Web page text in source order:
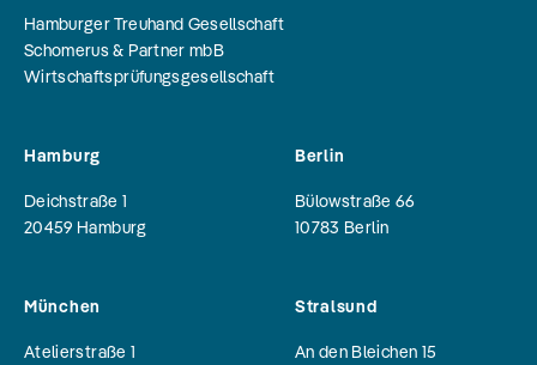
Hamburger Treuhand Gesellschaft
Schomerus & Partner mbB
Wirtschaftsprüfungsgesellschaft
Hamburg
Deichstraße 1
20459 Hamburg
Berlin
Bülowstraße 66
10783 Berlin
München
Atelierstraße 1
Stralsund
An den Bleichen 15